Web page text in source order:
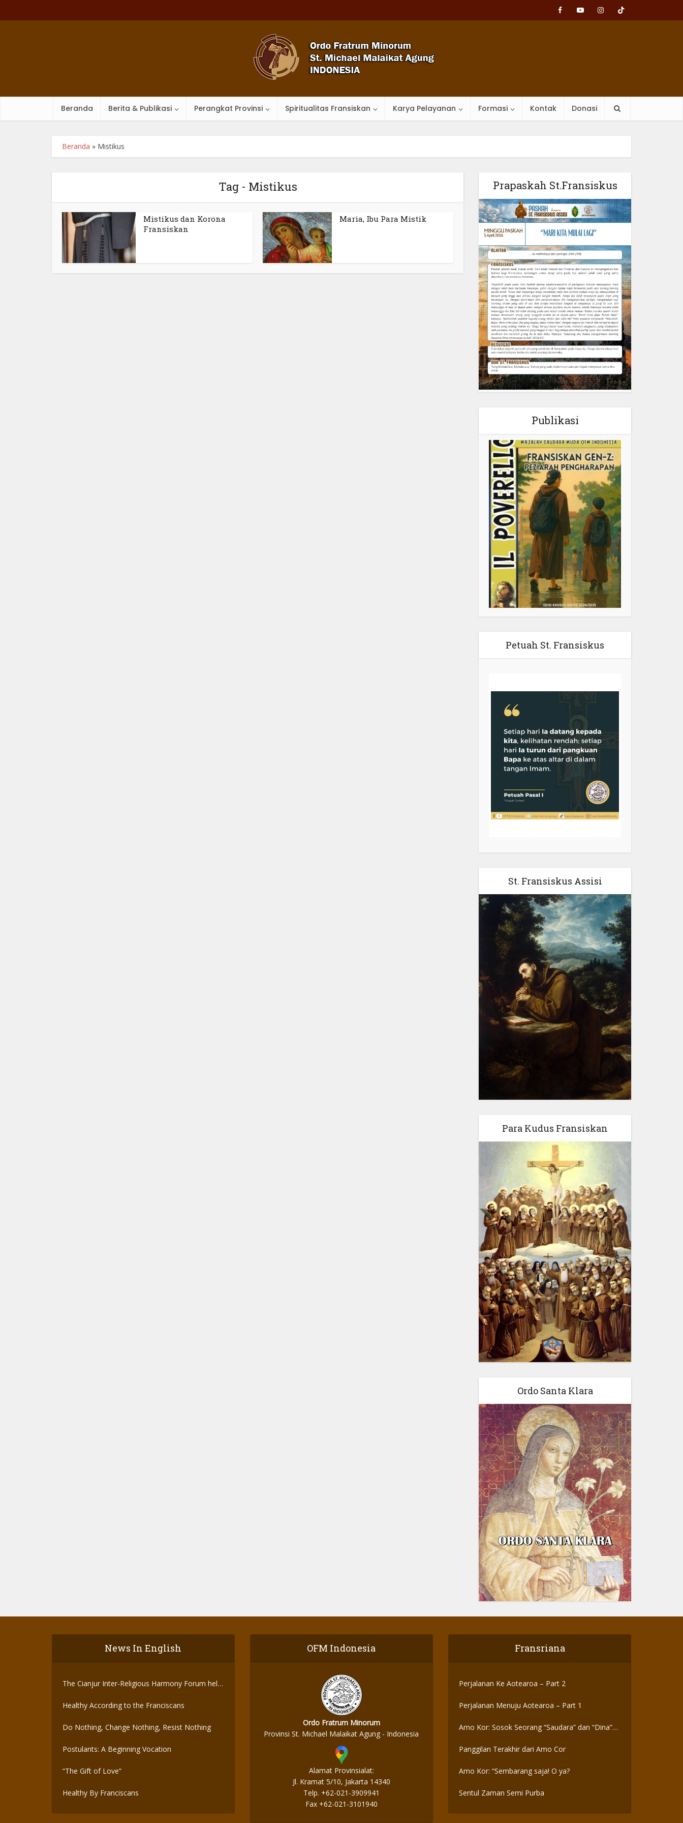
Beranda Berita & Publikasi Perangkat Provinsi Spiritualitas Fransiskan Karya Pelayanan Formasi Kontak Donasi
Beranda » Mistikus
Tag - Mistikus
Mistikus dan Korona
Fransiskan
Maria, Ibu Para Mistik
Prapaskah St.Fransiskus
Publikasi
Petuah St. Fransiskus
St. Fransiskus Assisi
Para Kudus Fransiskan
Ordo Santa Klara
News In English
The Cianjur Inter-Religious Harmony Forum held
Healthy According to the Franciscans
Do Nothing, Change Nothing, Resist Nothing
Postulants: A Beginning Vocation
“The Gift of Love”
Healthy By Franciscans
OFM Indonesia
Ordo Fratrum Minorum
Provinsi St. Michael Malaikat Agung - Indonesia
Alamat Provinsialat:
Jl. Kramat 5/10, Jakarta 14340
Telp. +62-021-3909941
Fax +62-021-3101940
Fransriana
Perjalanan Ke Aotearoa – Part 2
Perjalanan Menuju Aotearoa – Part 1
Amo Kor: Sosok Seorang “Saudara” dan “Dina”
Panggilan Terakhir dari Amo Cor
Amo Kor: “Sembarang saja! O ya?
Sentul Zaman Semi Purba